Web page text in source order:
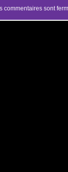
commentaires sont